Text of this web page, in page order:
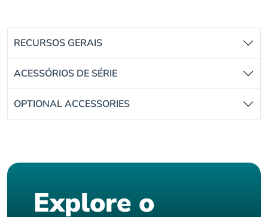
RECURSOS GERAIS
ACESSÓRIOS DE SÉRIE
OPTIONAL ACCESSORIES
Explore o